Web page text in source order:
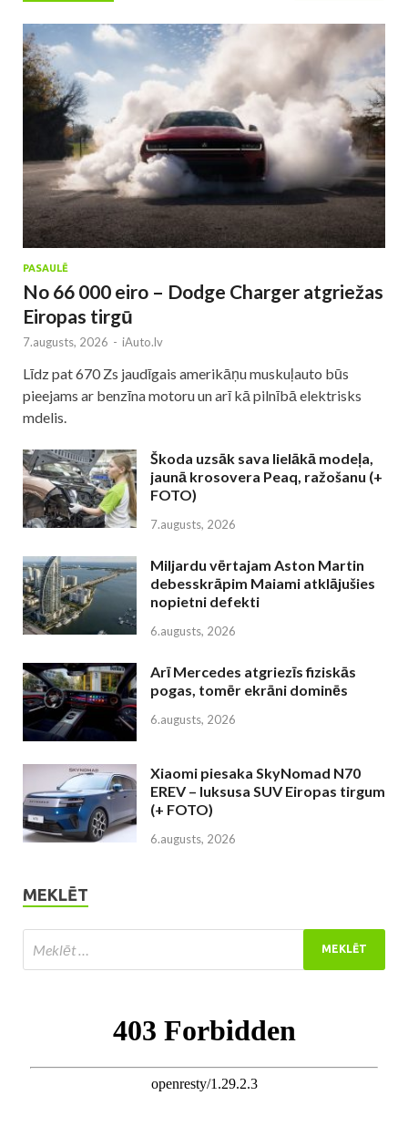
PASAULĒ
No 66 000 eiro – Dodge Charger atgriežas
Eiropas tirgū
7.augusts, 2026 - iAuto.lv
Līdz pat 670 Zs jaudīgais amerikāņu muskuļauto būs
pieejams ar benzīna motoru un arī kā pilnībā elektrisks
mdelis.
Škoda uzsāk sava lielākā modeļa,
jaunā krosovera Peaq, ražošanu (+
FOTO)
7.augusts, 2026
Miljardu vērtajam Aston Martin
debesskrāpim Maiami atklājušies
nopietni defekti
6.augusts, 2026
Arī Mercedes atgriezīs fiziskās
pogas, tomēr ekrāni dominēs
6.augusts, 2026
Xiaomi piesaka SkyNomad N70
EREV – luksusa SUV Eiropas tirgum
(+ FOTO)
6.augusts, 2026
MEKLĒT